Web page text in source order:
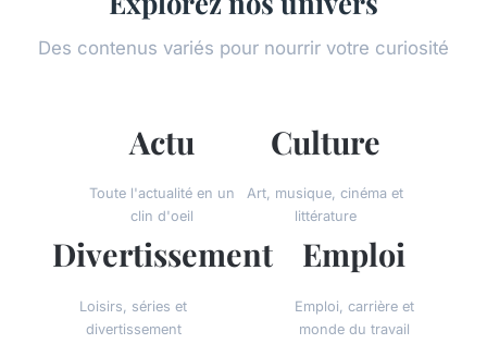
Des contenus variés pour nourrir votre curiosité
Actu
Toute l'actualité en un
clin d'oeil
Culture
Art, musique, cinéma et
littérature
Divertissement
Loisirs, séries et
divertissement
Emploi
Emploi, carrière et
monde du travail